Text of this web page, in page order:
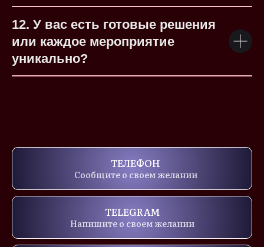
12. У вас есть готовые решения
или каждое мероприятие
уникально?
ТЕЛЕФОН
Сообщите о своем желании
TELEGRAM
Напишите о своем желании